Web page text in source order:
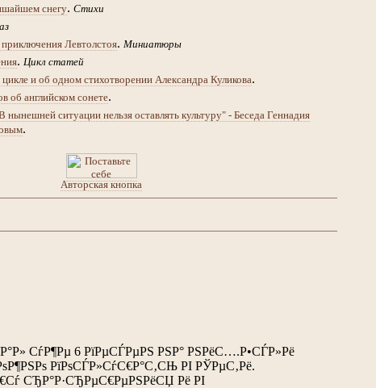
снегу. Стихи
Левтолстоя. Миниатюры
. Цикл статей
и об одном стихотворении Александра Куликова.
об английском сонете.
нынешней ситуации нельзя оставлять культуру" - Беседа Геннадия
.
Авторская кнопка
СѓР¶Рµ 6 РїРµСЃРµРЅ РЅР° РЅРёС….Р•СЃР»Рё
РїРѕСЃР»СѓС€Р°С‚СЊ РІ РЎРµС‚Рё.
СЂР°Р·СЂРµС€РµРЅРёСЏ Рё РІ